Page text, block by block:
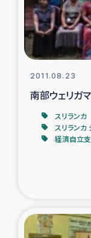
ガザ地
ガザ地区
ふりかけ
2011.08.23
南部ウェリガ
スリランカ
スリランカ
経済自立